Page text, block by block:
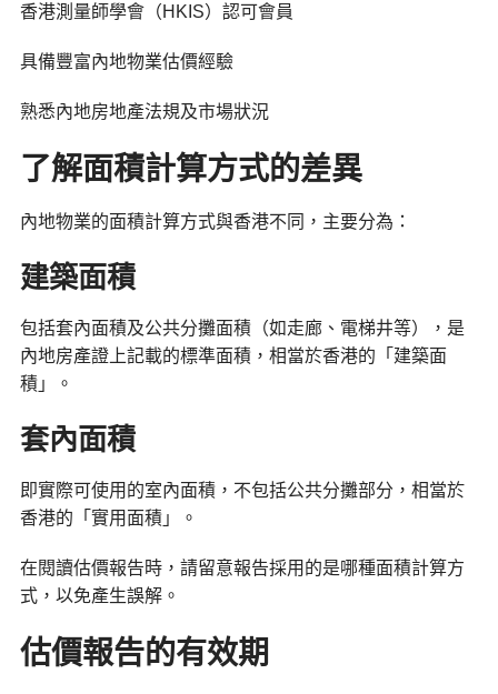
香港測量師學會（HKIS）認可會員
具備豐富內地物業估價經驗
熟悉內地房地產法規及市場狀況
了解面積計算方式的差異
內地物業的面積計算方式與香港不同，主要分為：
建築面積
包括套內面積及公共分攤面積（如走廊、電梯井等），是
內地房產證上記載的標準面積，相當於香港的「建築面
積」。
套內面積
即實際可使用的室內面積，不包括公共分攤部分，相當於
香港的「實用面積」。
在閱讀估價報告時，請留意報告採用的是哪種面積計算方
式，以免產生誤解。
估價報告的有效期